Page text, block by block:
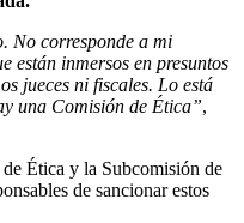
No corresponde a mi
están inmersos en presuntos
jueces ni fiscales. Lo está
una Comisión de Ética”,
Ética y la Subcomisión de
de sancionar estos